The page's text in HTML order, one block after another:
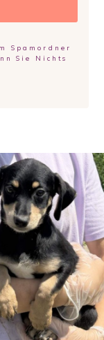
Spamordner
Sie Nichts